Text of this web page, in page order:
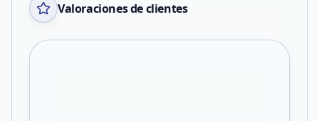
Valoraciones de clientes